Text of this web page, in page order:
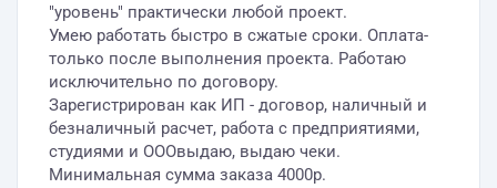
"уровень" практически любой проект.
Умею работать быстро в сжатые сроки. Оплата-
только после выполнения проекта. Работаю
исключительно по договору.
Зарегистрирован как ИП - договор, наличный и
безналичный расчет, работа с предприятиями,
студиями и ОООвыдаю, выдаю чеки.
Минимальная сумма заказа 4000р.